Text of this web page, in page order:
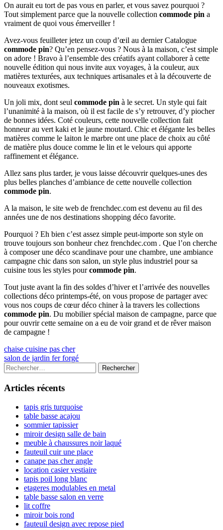
On aurait eu tort de pas vous en parler, et vous savez pourquoi ?
Tout simplement parce que la nouvelle collection commode pin a
vraiment de quoi vous émerveiller !
Avez-vous feuilleter jetez un coup d’œil au dernier Catalogue
commode pin? Qu’en pensez-vous ? Nous à la maison, c’est simple
on adore ! Bravo à l’ensemble des créatifs ayant collaborer à cette
nouvelle édition qui nous invite aux voyages, à la couleur, aux
matières texturées, aux techniques artisanales et à la découverte de
nouveaux exotismes.
Un joli mix, dont seul commode pin à le secret. Un style qui fait
l’unanimité à la maison, où il est facile de s’y retrouver, d’y piocher
de bonnes idées. Coté couleurs, cette nouvelle collection fait
honneur au vert kaki et le jaune moutard. Chic et élégante les belles
matières comme le laiton le marbre ont une place de choix au côté
de matière plus douce comme le lin et le velours qui apporte
raffinement et élégance.
Allez sans plus tarder, je vous laisse découvrir quelques-unes des
plus belles planches d’ambiance de cette nouvelle collection
commode pin.
A la maison, le site web de frenchdec.com est devenu au fil des
années une de nos destinations shopping déco favorite.
Pourquoi ? Eh bien c’est assez simple peut-importe son style on
trouve toujours son bonheur chez frenchdec.com . Que l’on cherche
à composer une déco scandinave pour une chambre, une ambiance
campagne chic dans son salon, un style plus industriel pour sa
cuisine tous les styles pourcommode pin.
Tout juste avant la fin des soldes d’hiver et l’arrivée des nouvelles
collections déco printemps-été, on vous propose de partager avec
vous nos coups de cœur déco chiner à la travers les collections
commode pin. Du mobilier spécial maison de campagne, parce que
pour ouvrir cette semaine on a eu de voir grand et de rêver maison
de campagne !
Navigation
de
l’article
Previous
article:
chaise cuisine pas cher
Next
article:
salon de jardin fer forgé
Colonne
latérale
principale
Rechercher :
Articles récents
tapis gris turquoise
table basse acajou
sommier tapissier
miroir design salle de bain
meuble à chaussures noir laqué
fauteuil cuir une place
canape pas cher angle
location casier vestiaire
tapis poil long blanc
etageres modulables en metal
table basse salon en verre
lit coffre
miroir bois rond
fauteuil design avec repose pied